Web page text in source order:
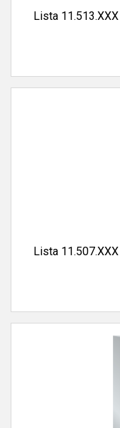
Lista
Lista